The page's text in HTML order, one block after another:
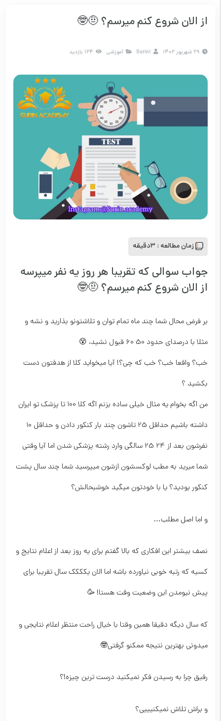
از الان شروع کنم میرسم؟ 🤨🤓
۲۹ شهریور ۱۴۰۲ Surin1 آموزشی 124 بازدید
زمان مطالعه : 3دقیقه
جواب سوالی که تقریبا هر روز یه نفر میپرسه
از الان شروع کنم میرسم؟ 🤨🤓
بر فرض محال شما چند ماه تمام توان و تلاشتونو بذارید و نشه و
مثلا با درصدای حدود 50 60 قبول نشید، 😵
خب؟ واقعا خب؟ خب که چی؟! آیا میخواید کلا از هدفتون دست
بکشید ؟
من اگه بخوام یه مثال خیلی ساده بزنم اگه کلا 100 تا پزشک تو ایران
داشته باشیم حداقل 25 تاشون چند بار کنکور دادن و حداقل 10
نفرشون بعد از 24 25 سالگی وارد رشته پزشکی شدن اما آیا وقتی
شما میرید به مطب لوکسشون ازشون میپرسید شما چند سال پشت
کنکور بودید؟ یا با خودتون میگید خوشبحالش؟
و اما اصل مطلب…
نصف بیشتر این افکاری که بالا گفتم برای یه روز بعد از اعلام نتایج و
کسیه که رتبه خوبی نیاورده باشه اما الان یکککک سال تقریبا برای
پیش نیومدن این وضعیت وقت هستا! 🥳
که سال دیگه دقیقا همین وقتا با خیال راحت منتظر اعلام نتایجی و
میدونی بهترین نتیجه ممکنو گرفتی🤓
رفیق چرا به رسیدن فکر نمیکنید درست ترین چیزه!؟
و براش تلاش نمیکنیییی؟